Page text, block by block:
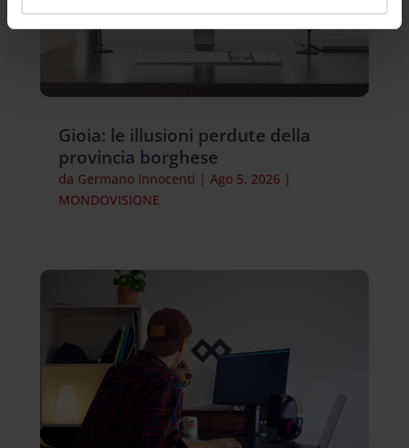
Gioia: le illusioni perdute della
provincia borghese
da Germano Innocenti | Ago 5, 2026 |
MONDOVISIONE